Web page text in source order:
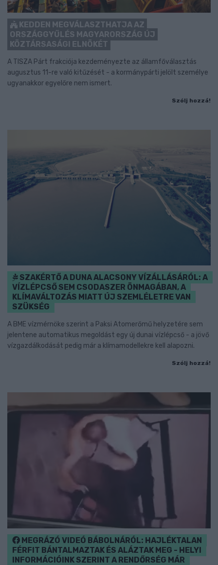
KEDDEN MEGVÁLASZTHATJA AZ
ORSZÁGGYŰLÉS MAGYARORSZÁG ÚJ
KÖZTÁRSASÁGI ELNÖKÉT
A TISZA Párt frakciója kezdeményezte az államfőválasztás
augusztus 11-re való kitűzését - a kormánypárti jelölt személye
ugyanakkor egyelőre nem ismert.
Szólj hozzá!
SZAKÉRTŐ A DUNA ALACSONY VÍZÁLLÁSÁRÓL: A
VÍZLÉPCSŐ SEM CSODASZER ÖNMAGÁBAN, A
KLÍMAVÁLTOZÁS MIATT ÚJ SZEMLÉLETRE VAN
SZÜKSÉG
A BME vízmérnöke szerint a Paksi Atomerőmű helyzetére sem
jelentene automatikus megoldást egy új dunai vízlépcső - a jövő
vízgazdálkodását pedig már a klímamodellekre kell alapozni.
Szólj hozzá!
MEGRÁZÓ VIDEÓ BÁBOLNÁRÓL: HAJLÉKTALAN
FÉRFIT BÁNTALMAZTAK ÉS ALÁZTAK MEG - HELYI
INFORMÁCIÓINK SZERINT A RENDŐRSÉG MÁR